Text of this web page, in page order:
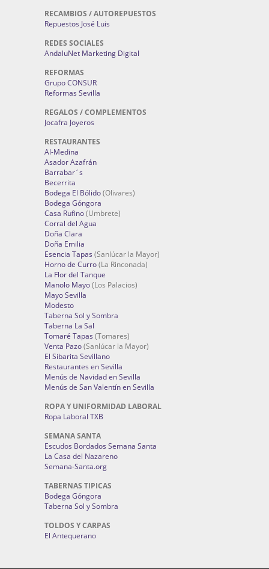
RECAMBIOS / AUTOREPUESTOS
Repuestos José Luis
REDES SOCIALES
AndaluNet Marketing Digital
REFORMAS
Grupo CONSUR
Reformas Sevilla
REGALOS / COMPLEMENTOS
Jocafra Joyeros
RESTAURANTES
Al-Medina
Asador Azafrán
Barrabar´s
Becerrita
Bodega El Bólido(Olivares)
Bodega Góngora
Casa Rufino(Umbrete)
Corral del Agua
Doña Clara
Doña Emilia
Esencia Tapas (Sanlúcar la Mayor)
Horno de Curro(La Rinconada)
La Flor del Tanque
Manolo Mayo(Los Palacios)
Mayo Sevilla
Modesto
Taberna Sol y Sombra
Taberna La Sal
Tomaré Tapas (Tomares)
Venta Pazo(Sanlúcar la Mayor)
El Sibarita Sevillano
Restaurantes en Sevilla
Menús de Navidad en Sevilla
Menús de San Valentín en Sevilla
ROPA Y UNIFORMIDAD LABORAL
Ropa Laboral TXB
SEMANA SANTA
Escudos Bordados Semana Santa
La Casa del Nazareno
Semana-Santa.org
TABERNAS TIPICAS
Bodega Góngora
Taberna Sol y Sombra
TOLDOS Y CARPAS
El Antequerano